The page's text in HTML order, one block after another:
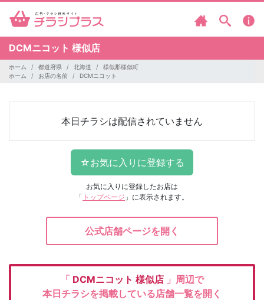
DCMニコット 様似店
ホーム 都道府県 北海道
様似郡様似町
ホーム
お店の名前 DCMニコット
本日チラシは配信されていません
お気に入りに登録したお店は
「 トップページ 」に表示されます。
公式店舗ページを開く
「 DCMニコット 様似店 」周辺で
本日チラシを掲載している店舗一覧を開く